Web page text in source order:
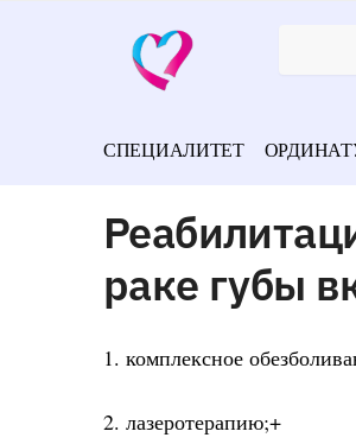
СПЕЦИАЛИТЕТ
раке губы
1. комплексное
2. лазеротерапию;+